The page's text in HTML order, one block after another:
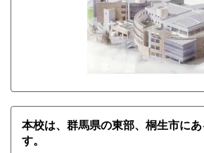
本校は、群馬県の東部、桐生市に
す。